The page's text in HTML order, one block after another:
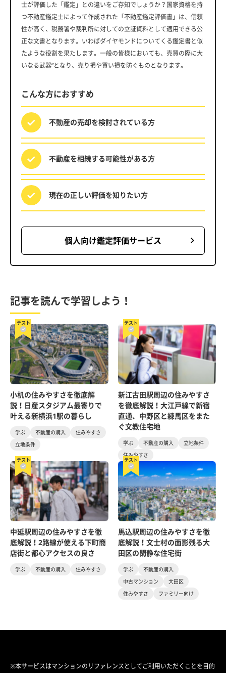
士が評価した「鑑定」との違いをご存知でしょうか？国家資格を持
つ不動産鑑定士によって作成された「不動産鑑定評価書」は、信頼
性が高く、税務署や裁判所に対しての立証資料として適用できる公
正な文書となります。いわばダイヤモンドについてくる鑑定書と似
たような役割を果たします。一般の皆様においても、売買の際に大
いなる武器”となり、売り損や買い損を防ぐものとなります。
こんな方におすすめ
不動産の売却を検討されている方
不動産を相続する可能性がある方
現在の正しい評価を知りたい方
個人向け鑑定評価サービス
記事を読んで学習しよう！
テスト
小机の住みやすさを徹底解
説！日産スタジアム最寄りで
叶える新横浜1駅の暮らし
学ぶ 不動産の購入
住みやすさ
立地条件
テスト
新江古田駅周辺の住みやすさ
を徹底解説！大江戸線で新宿
直通、中野区と練馬区をまた
ぐ文教住宅地
学ぶ 不動産の購入
立地条件
住みやすさ
テスト
中延駅周辺の住みやすさを徹
底解説！2路線が使える下町商
店街と都心アクセスの良さ
学ぶ 不動産の購入 住みやすさ
テスト
馬込駅周辺の住みやすさを徹
底解説！文士村の面影残る大
田区の閑静な住宅街
学ぶ
不動産の購入
中古マンション
大田区
住みやすさ
ファミリー向け
※本サービスはマンションのリファレンスとしてご利用いただくことを目的